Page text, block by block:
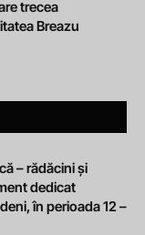
trecea
Breazu
– rădăcini și
dedicat
în perioada 12 –